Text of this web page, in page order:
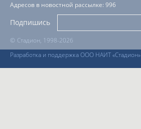
© Стадион, 1998-2026
Разработка и поддержка ООО НАИТ «Стадион»
Адресов в новостной рассылке: 996
Подпишись